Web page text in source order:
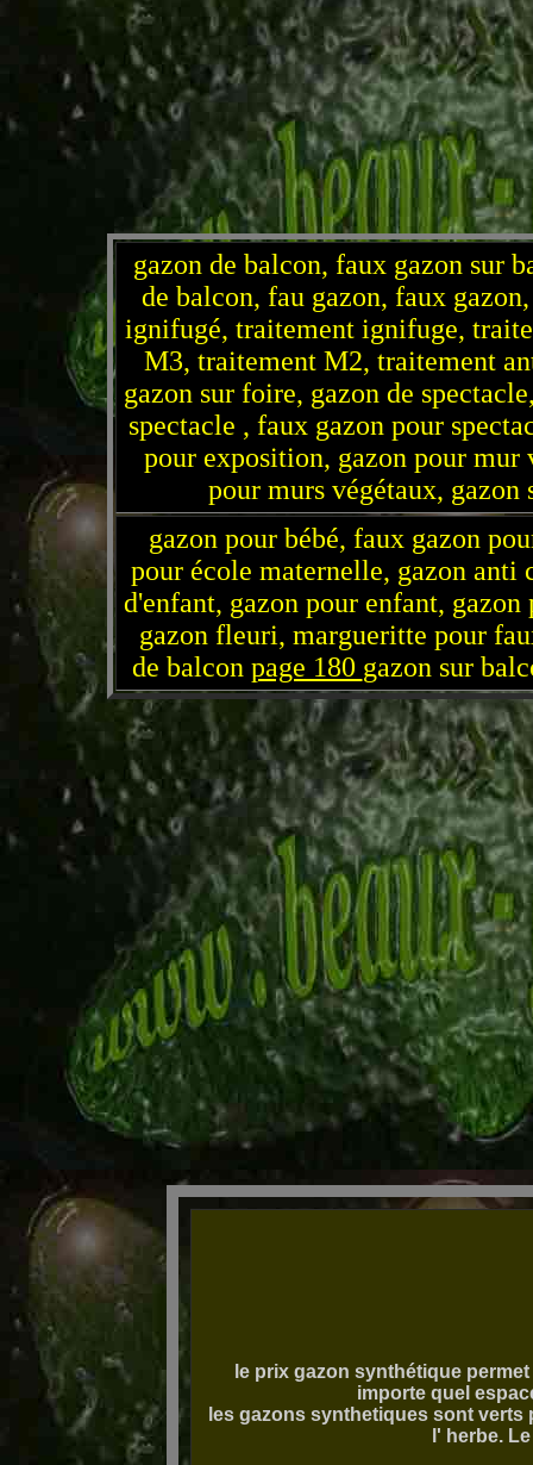
gazon de balcon, faux gazon sur
de balcon, fau gazon, faux
ignifugé, traitement ignifuge,
M3, traitement M2, traitement
gazon sur foire, gazon de
spectacle , faux gazon pour
pour exposition, gazon pour mur
pour murs végétaux,
gazon pour bébé, faux gazon
pour école maternelle, gazon anti
d'enfant, gazon pour enfant,
gazon fleuri, margueritte pour
de balcon page 180 gazon sur
le prix gazon synthétique
importe quel
les gazons synthetiques sont
l' herbe.